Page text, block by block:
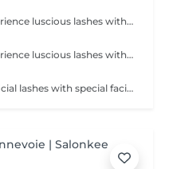
Your mascara can't do that! Experience luscious lashes with our professional lash extensions. Each artificial lash is expertly applied to your natural lashes, creating a fuller, longer, and darker look. Volume options: choose from 1D to 5D for the perfect fullness. Personalised choices: discuss your preferences for curves and colours with our expert. What to expect: - eye area is cleaned - tape and patches are applied to protect the skin - extensions are applied to your natural lashes - lashes are dried for a secure hold - tape and patches are removed Age restrictions: recommended to do from 16 years. Post procedure recommendations: do not wash eyelashes 24 hours after the procedure. Frequency: once in 3-4 weeks.
Your mascara can't do that! Experience luscious lashes with our professional lash extensions. Each artificial lash is expertly applied to your natural lashes, creating a fuller, longer, and darker look. Volume options: choose from 1D to 5D for the perfect fullness. Personalised choices: discuss your preferences for curves and colours with our expert. What to expect: - eye area is cleaned - tape and patches are applied to protect the skin - extensions are applied to your natural lashes - lashes are dried for a secure hold - tape and patches are removed Age restrictions: recommended to do from 16 years. Post procedure recommendations: do not wash eyelashes 24 hours after the procedure. Frequency: once in 3-4 weeks.
Our specialists remove your artificial lashes with special facilities. If the lashes were done in our beauty space - on your next visit for lash extensions removal will be for free.